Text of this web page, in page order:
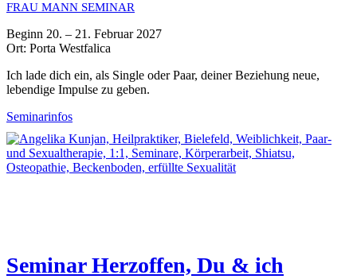
FRAU MANN SEMINAR
Beginn 20. – 21. Februar 2027
Ort: Porta Westfalica
Ich lade dich ein, als Single oder Paar, deiner Beziehung neue,
lebendige Impulse zu geben.
Seminarinfos
Seminar Herzoffen, Du & ich